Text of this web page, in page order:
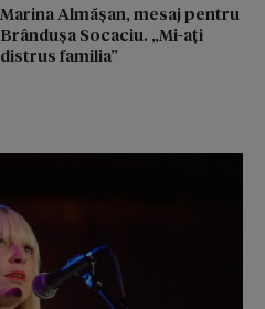
Marina Almășan, mesaj pentru
Brândușa Socaciu. „Mi-ați
distrus familia”